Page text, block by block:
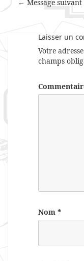
← Message suivant
Laisser un
Votre
champs
Nom *